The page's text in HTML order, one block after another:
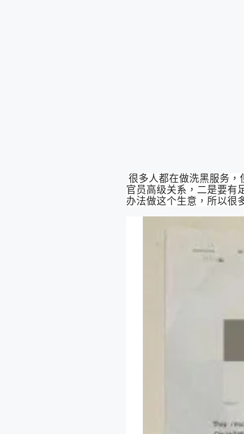
很多人都在做洗黑服务，
官员高级关系，二是要有
办法做这个生意，所以很